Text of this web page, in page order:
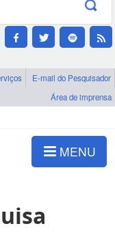
E-mail do Pesquisador
Área de imprensa
MENU